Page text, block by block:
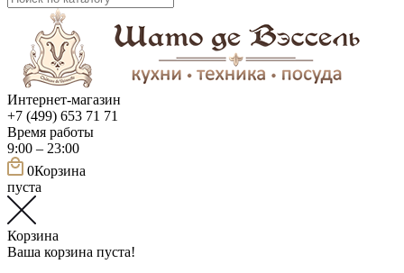
Интернет-магазин
+7 (499) 653 71 71
Время работы
9:00 – 23:00
0Корзина
пуста
Корзина
Ваша корзина пуста!